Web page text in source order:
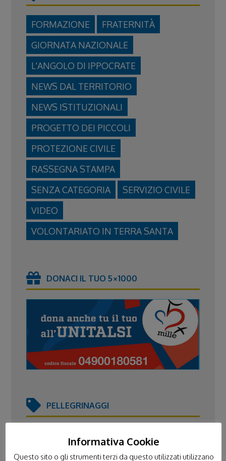
FORMAZIONE
FRATERNITÀ
GIORNATA NAZIONALE
L'ANGOLO DI IPPOCRATE
NEWS DAL TERRITORIO
NEWS ISTITUZIONALI
PROGETTO DEI PICCOLI
PROTEZIONE CIVILE
RASSEGNA STAMPA
SENZA CATEGORIA
SERVIZIO CIVILE
VIDEO
VOLONTARIATO IN TERRA SANTA
DONACI IL TUO 5×1000
PELLEGRINAGGI
TUTTI I PELLEGRINAGGI
LOURDES
FATIMA
LORETO POLONIA
Informativa Cookie
Questo sito o gli strumenti terzi da questo utilizzati utilizzano